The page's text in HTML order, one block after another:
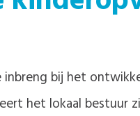
bij het
het lokaal bestuur